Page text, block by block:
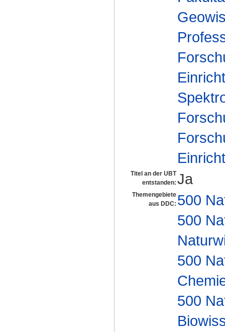
Titel an der UBT
entstanden: Ja
Themengebiete
aus DDC: 500
500
500
500